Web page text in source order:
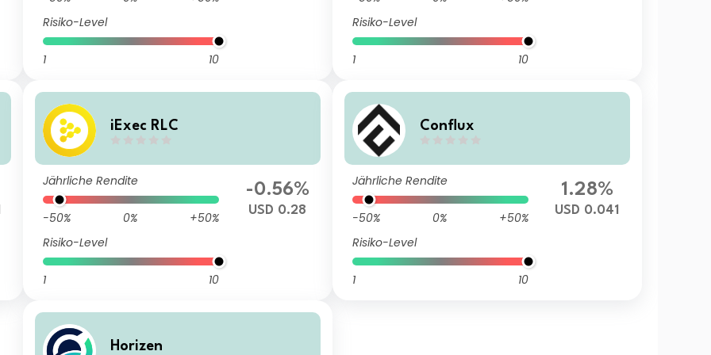
Risiko-Level
1 10
Risiko-Level
1 10
iExec RLC
Jährliche Rendite
-50% 0%
+50%
Risiko-Level
1 10
-0.56%
USD 0.28
Conflux
Jährliche Rendite
-50% 0%
+50%
Risiko-Level
1 10
1.28%
USD 0.041
Horizen